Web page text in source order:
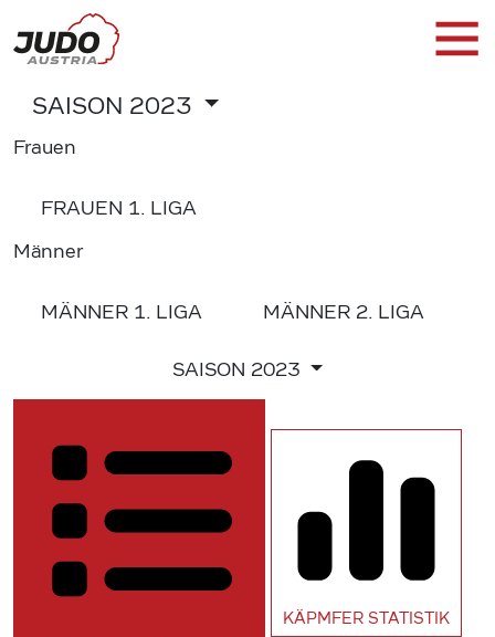
SAISON 2023
Frauen
FRAUEN 1. LIGA
Männer
MÄNNER 1. LIGA MÄNNER 2. LIGA
SAISON 2023
KÄPMFER STATISTIK